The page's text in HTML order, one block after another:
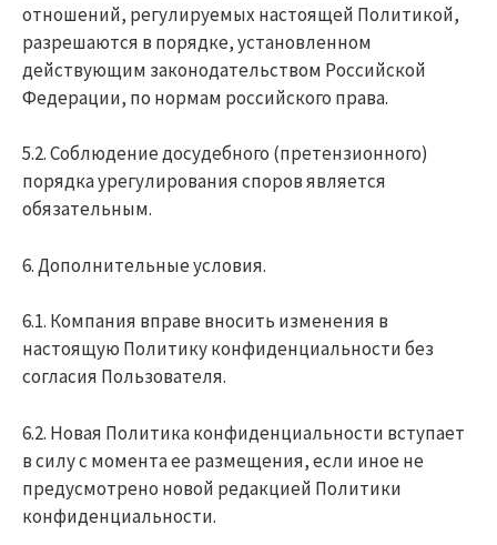
отношений, регулируемых настоящей Политикой,
разрешаются в порядке, установленном
действующим законодательством Российской
Федерации, по нормам российского права.
5.2. Соблюдение досудебного (претензионного)
порядка урегулирования споров является
обязательным.
6. Дополнительные условия.
6.1. Компания вправе вносить изменения в
настоящую Политику конфиденциальности без
согласия Пользователя.
6.2. Новая Политика конфиденциальности вступает
в силу с момента ее размещения, если иное не
предусмотрено новой редакцией Политики
конфиденциальности.